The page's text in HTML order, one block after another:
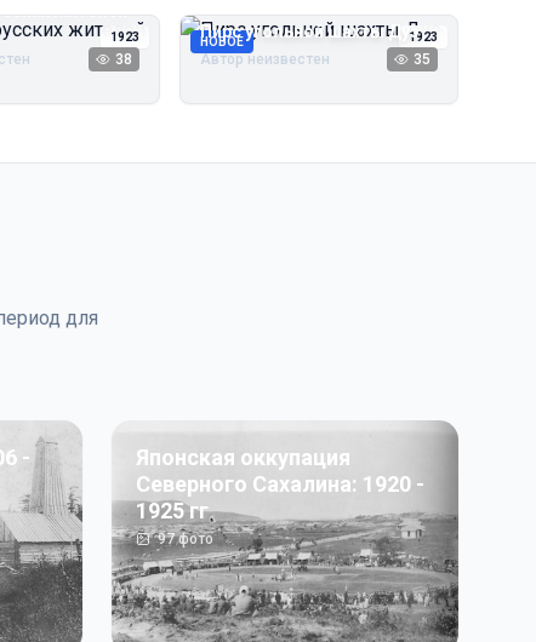
1923
жителей
38
НОВОЕ 1923
Пирс угольной шахты Дуэ
Автор неизвестен 35
для
-
Японская оккупация
Северного Сахалина: 1920 -
1925 гг
97фото